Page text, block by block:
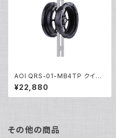
AOI QRS-01-MB4TP クイッ
クリリースシステム01 ツインレ
ンズホルダー01 [21633]
¥22,880
その他の商品